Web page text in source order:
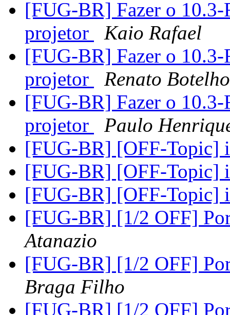
[FUG-BR] Fazer o 10.3-
projetor
Kaio Rafael
[FUG-BR] Fazer o 10.3-
projetor
Renato Botelho
[FUG-BR] Fazer o 10.3-
projetor
Paulo
[FUG-BR] [OFF-Topic]
[FUG-BR] [OFF-Topic]
[FUG-BR] [OFF-Topic]
[FUG-BR] [1/2 OFF]
Atanazio
[FUG-BR] [1/2 OFF]
Braga Filho
[FUG-BR] [1/2 OFF]